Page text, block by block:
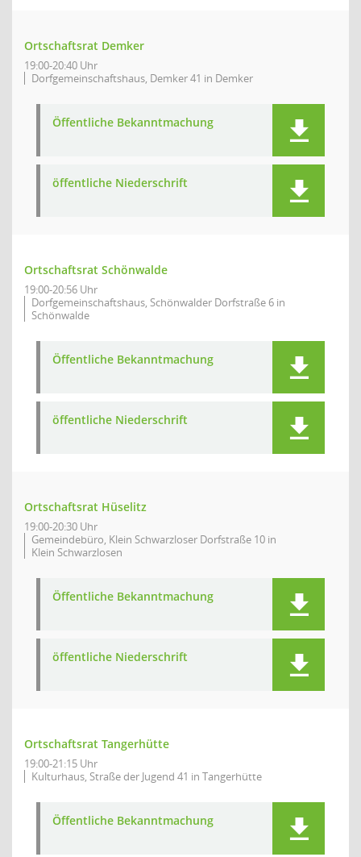
Ortschaftsrat Demker
19:00-20:40 Uhr
Dorfgemeinschaftshaus, Demker 41 in Demker
Öffentliche Bekanntmachung
öffentliche Niederschrift
Ortschaftsrat Schönwalde
19:00-20:56 Uhr
Dorfgemeinschaftshaus, Schönwalder Dorfstraße 6 in
Schönwalde
Öffentliche Bekanntmachung
öffentliche Niederschrift
Ortschaftsrat Hüselitz
19:00-20:30 Uhr
Gemeindebüro, Klein Schwarzloser Dorfstraße 10 in
Klein Schwarzlosen
Öffentliche Bekanntmachung
öffentliche Niederschrift
Ortschaftsrat Tangerhütte
19:00-21:15 Uhr
Kulturhaus, Straße der Jugend 41 in Tangerhütte
Öffentliche Bekanntmachung